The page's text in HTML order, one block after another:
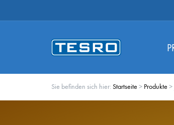
Sie befinden sich hier: Startseite > Produkte >